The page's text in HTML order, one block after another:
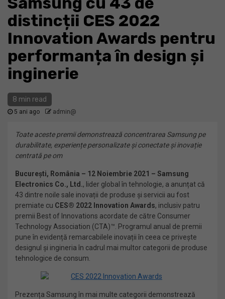
distincții CES 2022
Innovation Awards pentru
performanța în design și
inginerie
8 min read
5 ani ago admin@
Toate aceste premii demonstrează concentrarea Samsung pe
durabilitate, experiențe personalizate și conectate și inovație
centrată pe om
București, România – 12 Noiembrie 2021 – Samsung
Electronics Co., Ltd., lider global în tehnologie, a anunțat că
43 dintre noile sale inovații de produse și servicii au fost
premiate cu CES® 2022 Innovation Awards, inclusiv patru
premii Best of Innovations acordate de către Consumer
Technology Association (CTA)™. Programul anual de premii
pune în evidență remarcabilele inovații în ceea ce privește
designul și ingineria în cadrul mai multor categorii de produse
tehnologice de consum.
Prezența Samsung în mai multe categorii demonstrează